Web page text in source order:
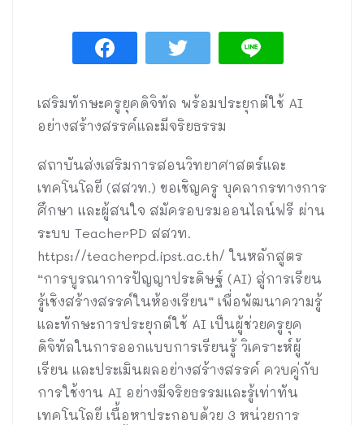
เสริมทักษะครูยุคดิจิทัล พร้อมประยุกต์ใช้ AI
อย่างสร้างสรรค์และมีจริยธรรม
สถาบันส่งเสริมการสอนวิทยาศาสตร์และ
เทคโนโลยี (สสวท.) ขอเชิญครู บุคลากรทางการ
ศึกษา และผู้สนใจ สมัครอบรมออนไลน์ฟรี ผ่าน
ระบบ TeacherPD สสวท.
https://teacherpd.ipst.ac.th/ ในหลักสูตร
“การบูรณาการปัญญาประดิษฐ์ (AI) สู่การเรียน
รู้เชิงสร้างสรรค์ในห้องเรียน” เพื่อพัฒนาความรู้
และทักษะการประยุกต์ใช้ AI เป็นผู้ช่วยครูยุค
ดิจิทัลในการออกแบบการเรียนรู้ วิเคราะห์ผู้
เรียน และประเมินผลอย่างสร้างสรรค์ ควบคู่กับ
การใช้งาน AI อย่างมีจริยธรรมและรู้เท่าทัน
เทคโนโลยี เนื้อหาประกอบด้วย 3 หน่วยการ